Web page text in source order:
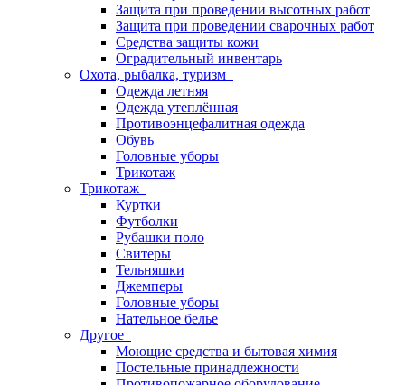
Защита при проведении высотных работ
Защита при проведении сварочных работ
Средства защиты кожи
Оградительный инвентарь
Охота, рыбалка, туризм
Одежда летняя
Одежда утеплённая
Противоэнцефалитная одежда
Обувь
Головные уборы
Трикотаж
Трикотаж
Куртки
Футболки
Рубашки поло
Свитеры
Тельняшки
Джемперы
Головные уборы
Нательное белье
Другое
Моющие средства и бытовая химия
Постельные принадлежности